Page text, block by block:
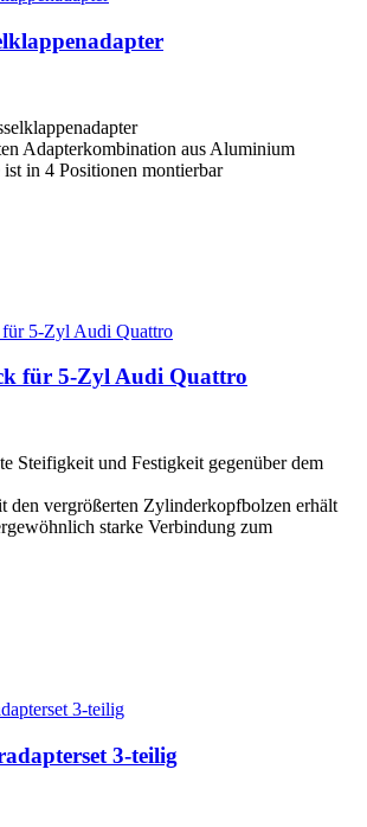
Adapterkombination aus Aluminium
in 4 Positionen montierbar
für 5-Zyl Audi Quattro
Steifigkeit und Festigkeit gegenüber dem
den vergrößerten Zylinderkopfbolzen erhält
starke Verbindung zum
3-teilig